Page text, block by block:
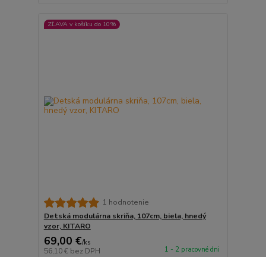
ZĽAVA v košíku do 10%
1 hodnotenie
Detská modulárna skriňa, 107cm, biela, hnedý
vzor, KITARO
69,00 €/ks
56,10 € bez DPH 1 - 2 pracovné dni